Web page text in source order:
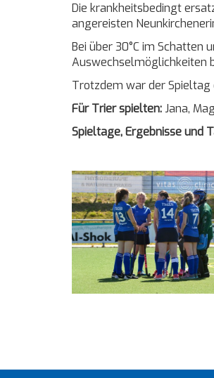
Die krankheitsbedingt
angereisten
Bei über 30°C im Schatten
Auswechselmöglichkeiten
Trotzdem war der Spieltag
Für Trier spielten:Jana,
Spieltage, Ergebnisse und